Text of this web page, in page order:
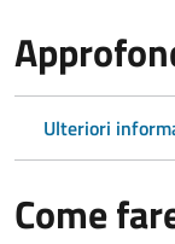
Ulteriori
Come